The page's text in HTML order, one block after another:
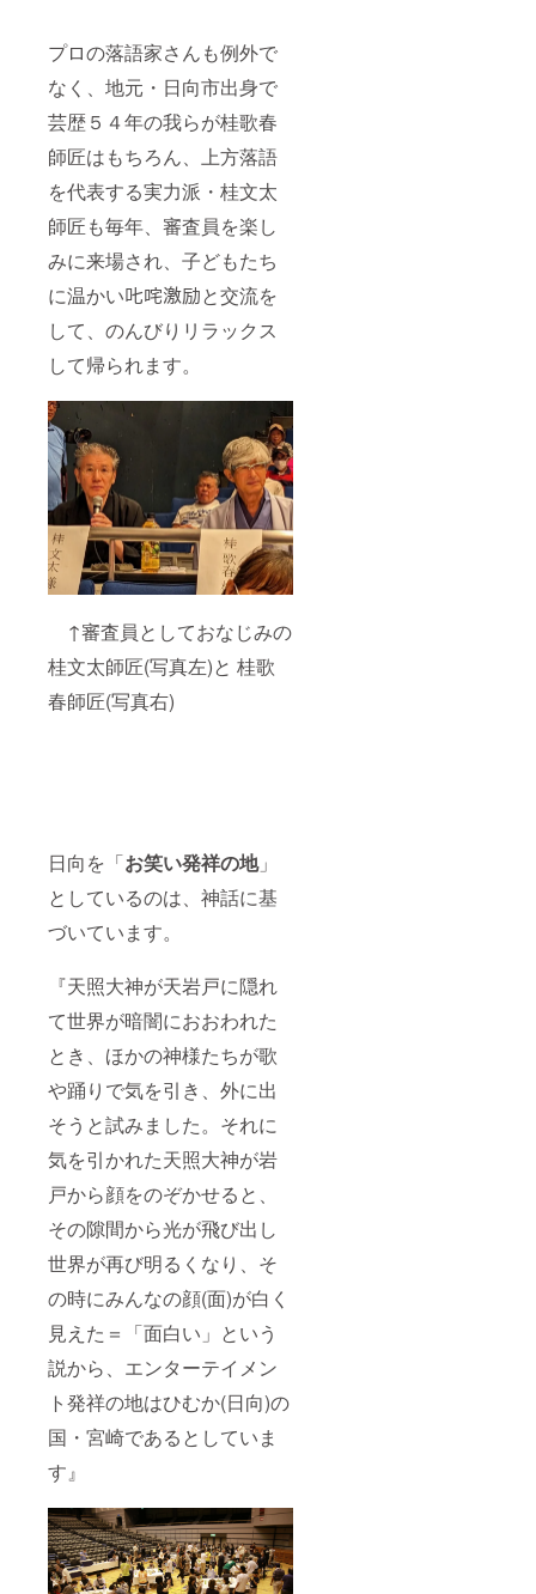
プロの落語家さんも例外で
なく、地元・日向市出身で
芸歴５４年の我らが桂歌春
師匠はもちろん、上方落語
を代表する実力派・桂文太
師匠も毎年、審査員を楽し
みに来場され、子どもたち
に温かい𠮟咤激励と交流を
して、のんびりリラックス
して帰られます。
↑審査員としておなじみの
桂文太師匠(写真左)と 桂歌
春師匠(写真右)
日向を「お笑い発祥の地」
としているのは、神話に基
づいています。
『天照大神が天岩戸に隠れ
て世界が暗闇におおわれた
とき、ほかの神様たちが歌
や踊りで気を引き、外に出
そうと試みました。それに
気を引かれた天照大神が岩
戸から顔をのぞかせると、
その隙間から光が飛び出し
世界が再び明るくなり、そ
の時にみんなの顔(面)が白く
見えた＝「面白い」という
説から、エンターテイメン
ト発祥の地はひむか(日向)の
国・宮崎であるとしていま
す』